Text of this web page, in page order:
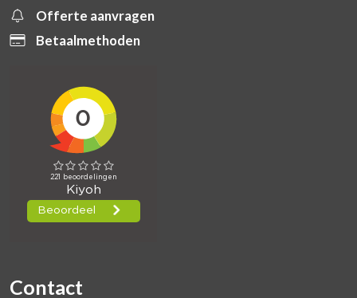
Offerte aanvragen
Betaalmethoden
Contact